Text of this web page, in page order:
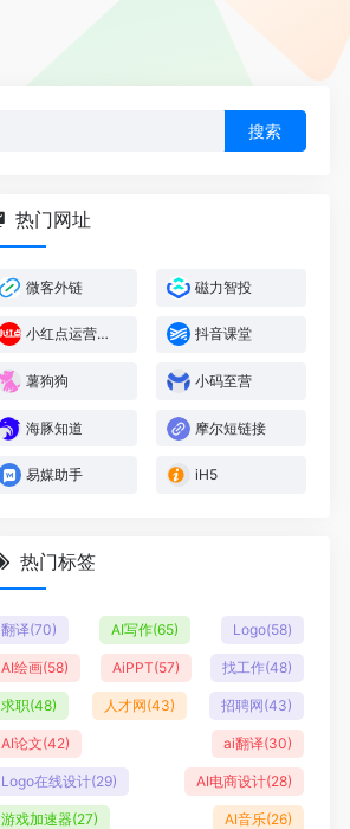
热门网址
微客外链 磁力智投
小红点运营助手 抖音课堂
薯狗狗 小码至营
海豚知道 摩尔短链接
易媒助手 iH5
热门标签
翻译(70) AI写作(65) Logo(58)
AI绘画(58) AiPPT(57) 找工作(48)
求职(48) 人才网(43) 招聘网(43)
AI论文(42) ai翻译(30)
Logo在线设计(29) AI电商设计(28)
游戏加速器(27) AI音乐(26)